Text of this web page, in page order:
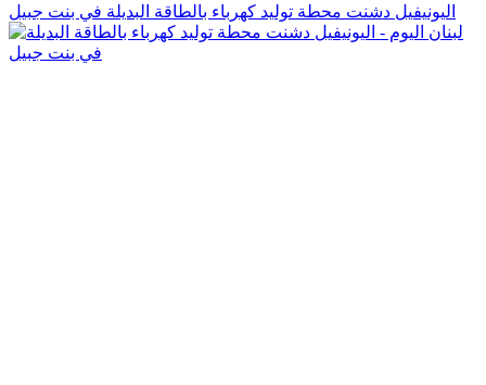
اليونيفيل دشنت محطة توليد كهرباء بالطاقة البديلة في بنت جبيل